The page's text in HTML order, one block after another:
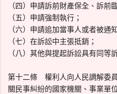
（四）申請訴前財產保全、訴前
（五）申請強制執行；
（六）申請追加當事人或者被通
（七）在訴訟中主張抵銷；
（八）其他與提起訴訟具有同等
第十二條 權利人向人民調解委
關民事糾紛的國家機關、事業單